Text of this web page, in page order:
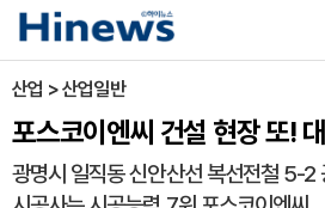
산업 > 산업일반
포스코이엔씨 건설 현장 또!
광명시 일직동 신안산선 복선전철 5-